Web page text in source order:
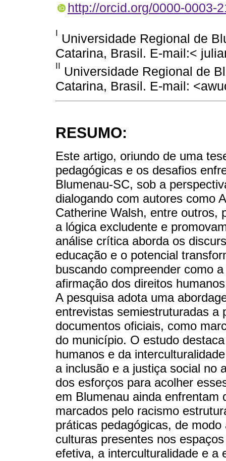
http://orcid.org/0000-0003-
I Universidade Regional de
Catarina, Brasil. E-mail:<
II Universidade Regional de
Catarina, Brasil. E-mail:
RESUMO:
Este artigo, oriundo de uma
pedagógicas e os desafios
Blumenau-SC, sob a
dialogando com autores como
Catherine Walsh, entre outros,
a lógica excludente e
análise crítica aborda os
educação e o potencial
buscando compreender como
afirmação dos direitos
A pesquisa adota uma
entrevistas semiestruturadas a
documentos oficiais, como
do município. O estudo
humanos e da
a inclusão e a justiça social no
dos esforços para acolher
em Blumenau ainda enfrentam
marcados pelo racismo
práticas pedagógicas, de
culturas presentes nos
efetiva, a interculturalidade e a